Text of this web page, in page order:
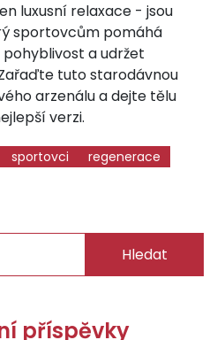
luxusní relaxace - jsou
sportovcům pomáhá
a udržet
tuto starodávnou
arzenálu a dejte tělu
verzi.
sportovci
regenerace
Hledat
příspěvky